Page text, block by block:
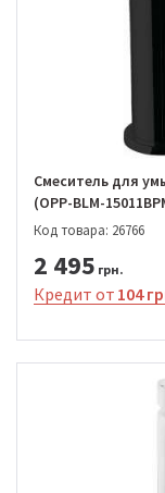
Смеситель для
(OPP-BLM-
Код товара: 26766
2 495 грн.
Кредит от 104